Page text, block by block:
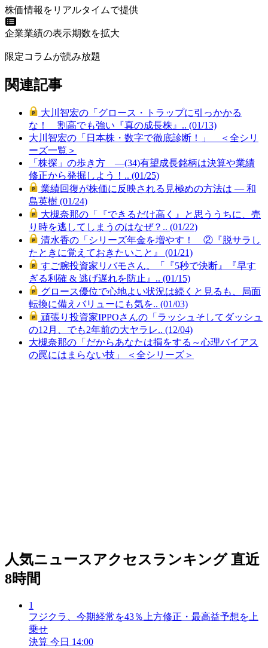
株価情報をリアルタイムで提供
企業業績の表示期数を拡大
限定コラムが読み放題
関連記事
大川智宏の「グロース・トラップに引っかかる
な！ 割高でも強い『真の成長株』.. (01/13)
大川智宏の「日本株・数字で徹底診断！」 ＜全シリ
ーズ一覧＞
「株探」の歩き方 ―(34)有望成長銘柄は決算や業績
修正から発掘しよう！.. (01/25)
業績回復が株価に反映される見極めの方法は ― 和
島英樹 (01/24)
大槻奈那の「『できるだけ高く』と思ううちに、売
り時を逃してしまうのはなぜ？.. (01/22)
清水香の「シリーズ年金を増やす！ ②『脱サラし
たときに覚えておきたいこと』 (01/21)
すご腕投資家リバモさん。「『5秒で決断』『早す
ぎる利確 & 逃げ遅れを防止』.. (01/15)
グロース優位で心地よい状況は続くと見るも、局面
転換に備えバリューにも気を.. (01/03)
頑張り投資家IPPOさんの「ラッシュそしてダッシュ
の12月、でも2年前の大ヤラレ.. (12/04)
大槻奈那の「だからあなたは損をする～心理バイアス
の罠にはまらない技」 ＜全シリーズ＞
人気ニュースアクセスランキング 直近
8時間
1
フジクラ、今期経常を43％上方修正・最高益予想を上
乗せ
決算 今日 14:00